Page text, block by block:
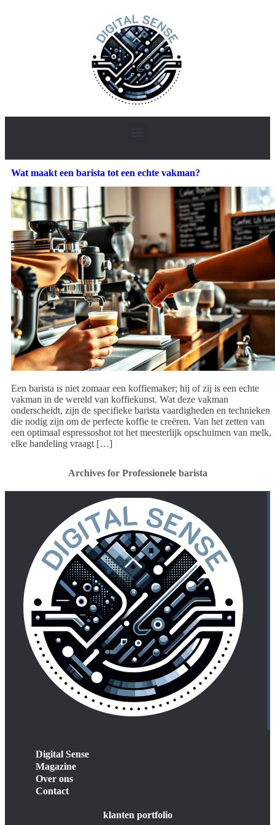
Wat maakt een barista tot een echte vakman?
Een barista is niet zomaar een koffiemaker; hij of zij is een echte
vakman in de wereld van koffiekunst. Wat deze vakman
onderscheidt, zijn de specifieke barista vaardigheden en technieken
die nodig zijn om de perfecte koffie te creëren. Van het zetten van
een optimaal espressoshot tot het meesterlijk opschuimen van melk,
elke handeling vraagt […]
Archives for Professionele barista
Digital Sense
Magazine
Over ons
Contact
klanten portfolio